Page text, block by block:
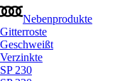
Nebenprodukte
Gitterroste
Geschweißt
Verzinkte
SP 230